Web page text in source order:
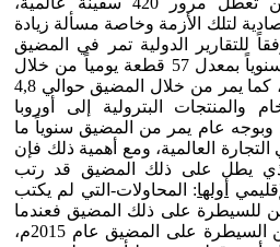
لتلك الأزمة وخاصة مسألة زيادة
للتقارير الدولية تمر في المضيق
حوالي 21000 قطعة بحرية سنوياً بمعدل 57 قطعة يومياً من خلال
قناتي المضيق في الاتجاهين، كما يمر من خلال المضيق حوالي 4,8
البترولية إلى أوروبا
وبوجه عام يمر من المضيق سنوياً ما
إجمالي التجارة العالمية، ومع أهمية ذلك فإن
يطل على ذلك المضيق قد رتب
أولها: المحاولات-التي لم يكتب
للسيطرة على ذلك المضيق فعندما
تواترت أنباء عن نية الحوثيين السيطرة على المضيق عام 2015م،